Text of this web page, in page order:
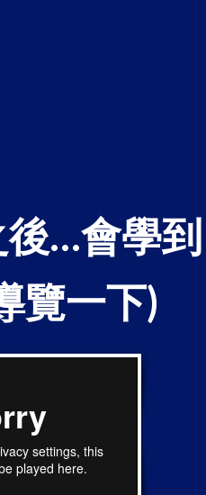
後…會學到
覽一下)